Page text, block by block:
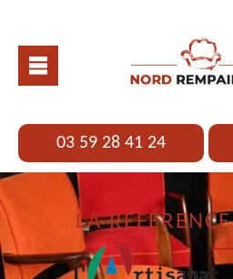
03 59 28 41 24
LA RÉFÉRENCE